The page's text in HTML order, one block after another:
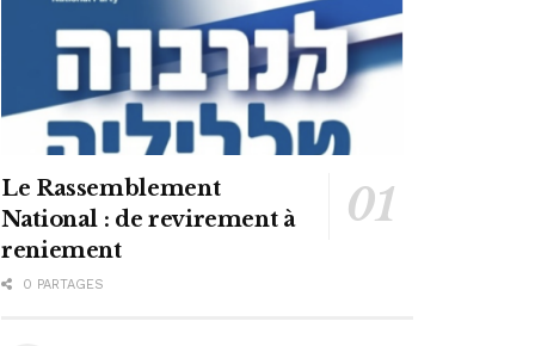
Le Rassemblement
National : de revirement à
reniement
0 PARTAGES